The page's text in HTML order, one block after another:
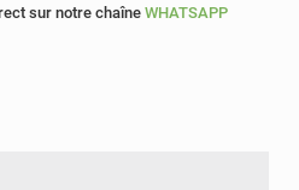
sur notre chaîne WHATSAPP